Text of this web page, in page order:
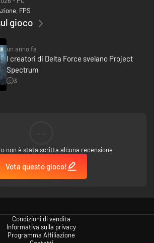
, FPS
gioco
un anno fa
I creatori di Delta Force svelano Project
Spectrum
3
non è stata scritta alcuna recensione
Vota questo gioco!
Condizioni di vendita
Informativa sulla privacy
Programma Affiliazione